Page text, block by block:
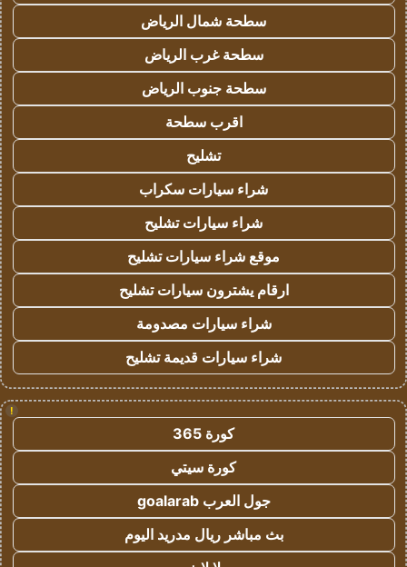
سطحة شمال الرياض
سطحة غرب الرياض
سطحة جنوب الرياض
اقرب سطحة
تشليح
شراء سيارات سكراب
شراء سيارات تشليح
موقع شراء سيارات تشليح
ارقام يشترون سيارات تشليح
شراء سيارات مصدومة
شراء سيارات قديمة تشليح
!
كورة 365
كورة سيتي
جول العرب goalarab
بث مباشر ريال مدريد اليوم